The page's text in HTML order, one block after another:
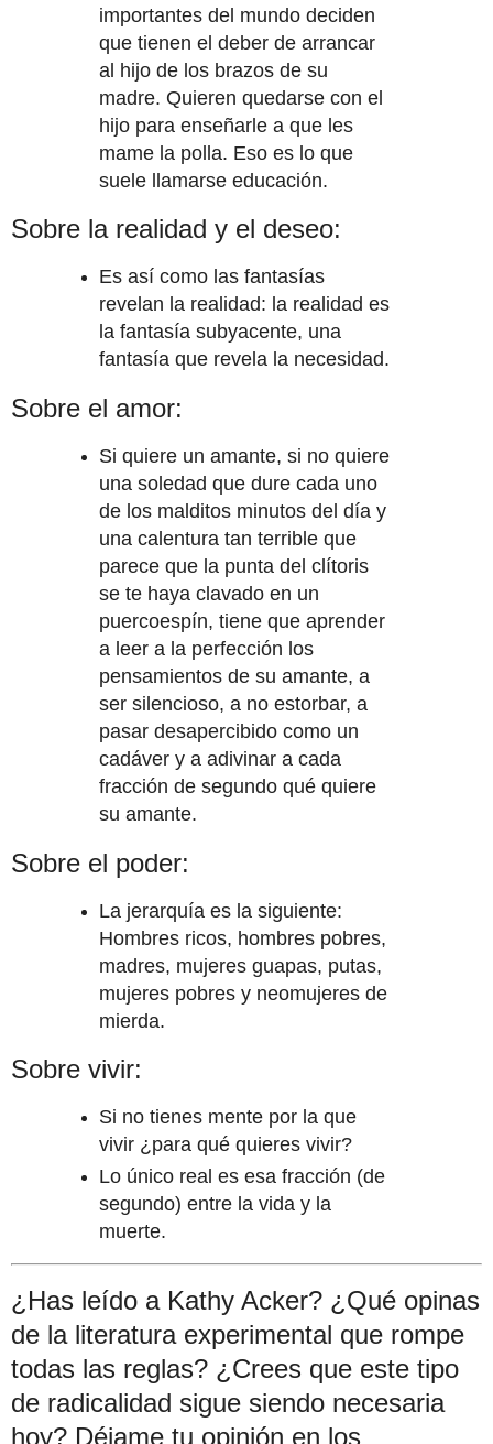
importantes del mundo deciden
que tienen el deber de arrancar
al hijo de los brazos de su
madre. Quieren quedarse con el
hijo para enseñarle a que les
mame la polla. Eso es lo que
suele llamarse educación.
Sobre la realidad y el deseo:
Es así como las fantasías
revelan la realidad: la realidad es
la fantasía subyacente, una
fantasía que revela la necesidad.
Sobre el amor:
Si quiere un amante, si no quiere
una soledad que dure cada uno
de los malditos minutos del día y
una calentura tan terrible que
parece que la punta del clítoris
se te haya clavado en un
puercoespín, tiene que aprender
a leer a la perfección los
pensamientos de su amante, a
ser silencioso, a no estorbar, a
pasar desapercibido como un
cadáver y a adivinar a cada
fracción de segundo qué quiere
su amante.
Sobre el poder:
La jerarquía es la siguiente:
Hombres ricos, hombres pobres,
madres, mujeres guapas, putas,
mujeres pobres y neomujeres de
mierda.
Sobre vivir:
Si no tienes mente por la que
vivir ¿para qué quieres vivir?
Lo único real es esa fracción (de
segundo) entre la vida y la
muerte.
¿Has leído a Kathy Acker? ¿Qué opinas
de la literatura experimental que rompe
todas las reglas? ¿Crees que este tipo
de radicalidad sigue siendo necesaria
hoy? Déjame tu opinión en los